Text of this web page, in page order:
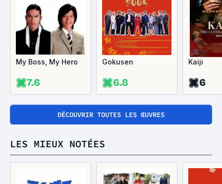
My Boss, My Hero
7.6
Gokusen
6.8
Kaiji
6
DÉCOUVRIR TOUTES LES ŒUVRES
LES MIEUX NOTÉES